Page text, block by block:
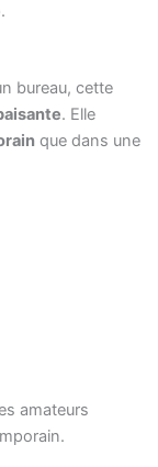
.
bureau, cette
. Elle
que dans une
amateurs